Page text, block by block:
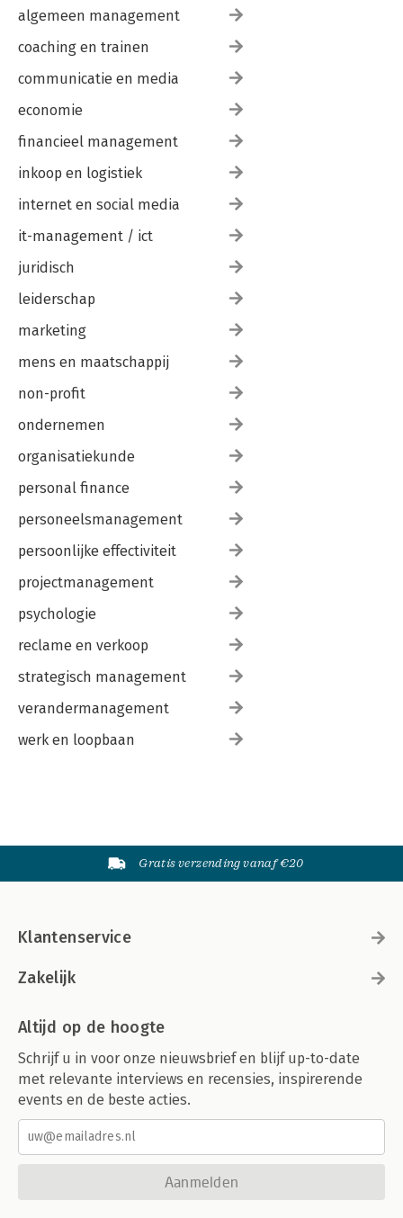
algemeen management
coaching en trainen
communicatie en media
economie
financieel management
inkoop en logistiek
internet en social media
it-management / ict
juridisch
leiderschap
marketing
mens en maatschappij
non-profit
ondernemen
organisatiekunde
personal finance
personeelsmanagement
persoonlijke effectiviteit
projectmanagement
psychologie
reclame en verkoop
strategisch management
verandermanagement
werk en loopbaan
Gratis verzending vanaf €20
Klantenservice
Zakelijk
Altijd op de hoogte
Schrijf u in voor onze nieuwsbrief en blijf up-to-date
met relevante interviews en recensies, inspirerende
events en de beste acties.
Aanmelden